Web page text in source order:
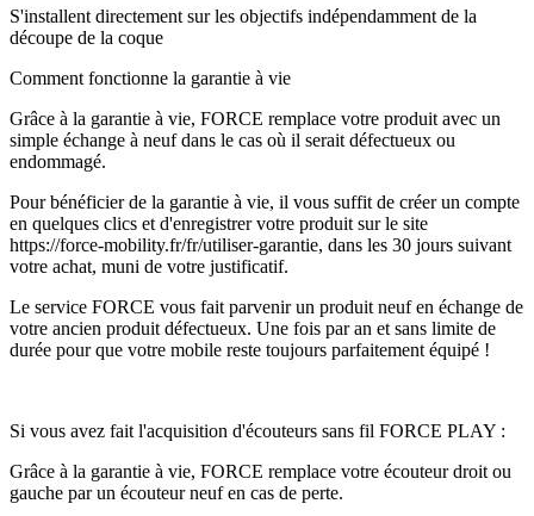
S'installent directement sur les objectifs indépendamment de la
découpe de la coque
Comment fonctionne la garantie à vie
Grâce à la garantie à vie, FORCE remplace votre produit avec un
simple échange à neuf dans le cas où il serait défectueux ou
endommagé.
Pour bénéficier de la garantie à vie, il vous suffit de créer un compte
en quelques clics et d'enregistrer votre produit sur le site
https://force-mobility.fr/fr/utiliser-garantie, dans les 30 jours suivant
votre achat, muni de votre justificatif.
Le service FORCE vous fait parvenir un produit neuf en échange de
votre ancien produit défectueux. Une fois par an et sans limite de
durée pour que votre mobile reste toujours parfaitement équipé !
Si vous avez fait l'acquisition d'écouteurs sans fil FORCE PLAY :
Grâce à la garantie à vie, FORCE remplace votre écouteur droit ou
gauche par un écouteur neuf en cas de perte.